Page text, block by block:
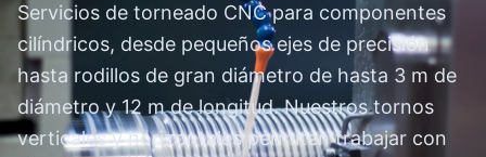
Servicios de torneado CNC para componentes
cilíndricos, desde pequeños ejes de precisión
hasta rodillos de gran diámetro de hasta 3 m de
diámetro y 12 m de longitud. Nuestros tornos
verticales y horizontales permiten trabajar con